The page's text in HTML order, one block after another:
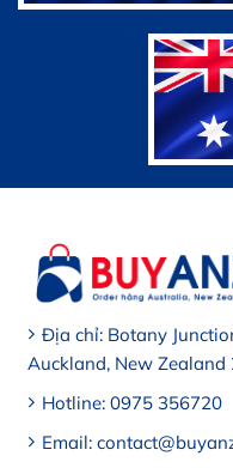
Địa chỉ: Botany
Auckland, New Zealand
Hotline: 0975 356720
Email: